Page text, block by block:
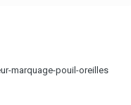
marquage-pouil-oreilles